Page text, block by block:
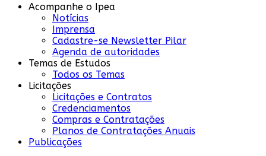
Acompanhe o Ipea
Notícias
Imprensa
Cadastre-se Newsletter Pilar
Agenda de autoridades
Temas de Estudos
Todos os Temas
Licitações
Licitações e Contratos
Credenciamentos
Compras e Contratações
Planos de Contratações Anuais
Publicações